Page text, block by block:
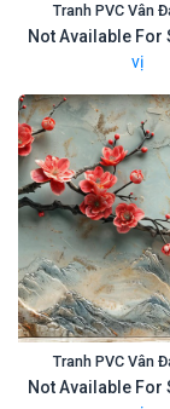
Tranh PVC Vân
Not Available For
vị
Tranh PVC Vân
Not Available For